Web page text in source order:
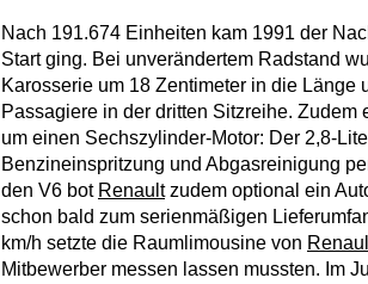
Nach 191.674 Einheiten kam 1991 der
Start ging. Bei unverändertem Radstand
Karosserie um 18 Zentimeter in die Länge
Passagiere in der dritten Sitzreihe. Zudem
um einen Sechszylinder-Motor: Der 2,8-
Benzineinspritzung und Abgasreinigung
den V6 bot Renaultzudem optional ein
schon bald zum serienmäßigen
km/h setzte die Raumlimousine von
Mitbewerber messen lassen mussten. Im